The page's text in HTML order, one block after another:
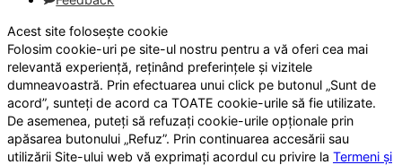
Acest site folosește cookie
Folosim cookie-uri pe site-ul nostru pentru a vă oferi cea mai
relevantă experiență, reținând preferințele și vizitele
dumneavoastră. Prin efectuarea unui click pe butonul „Sunt de
acord”, sunteți de acord ca TOATE cookie-urile să fie utilizate.
De asemenea, puteți să refuzați cookie-urile opționale prin
apăsarea butonului „Refuz”. Prin continuarea accesării sau
utilizării Site-ului web vă exprimați acordul cu privire la Termeni și